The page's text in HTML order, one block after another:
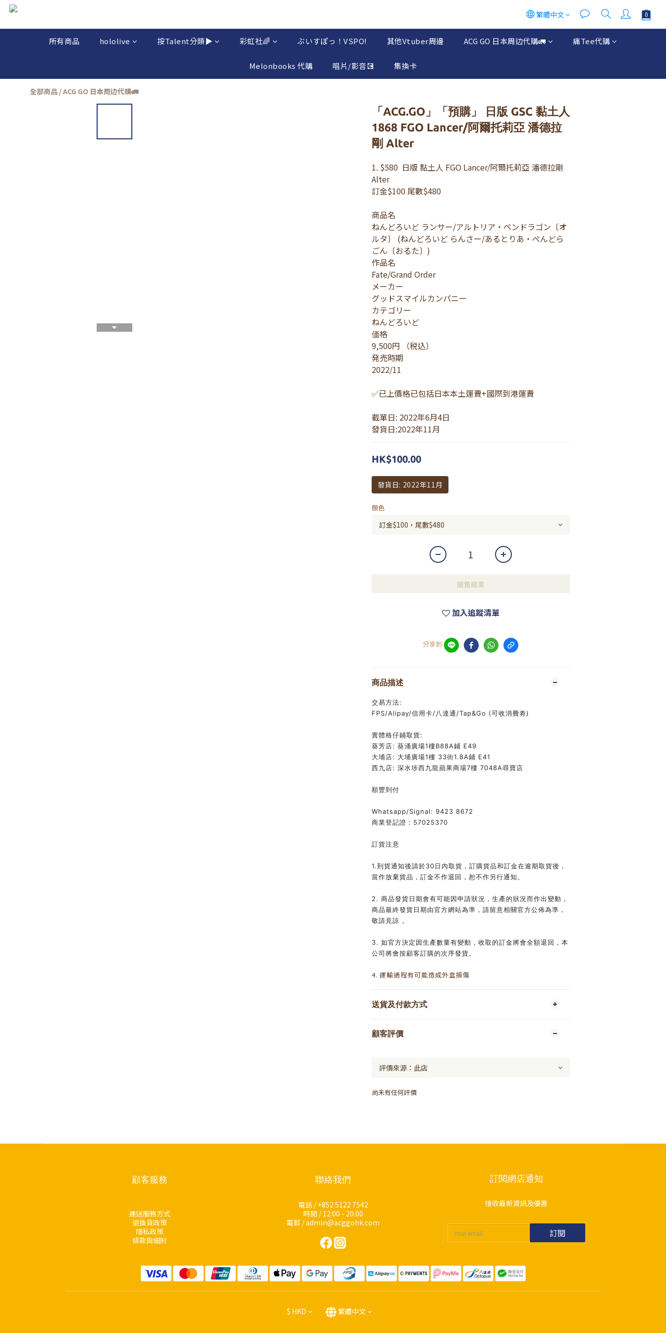
繁體中文
所有商品 hololive 按Talent分類▶️ 彩虹社🌈 ぶいすぽっ！VSPO! 其他Vtuber周邊 ACG GO 日本周边代購🚛 痛Tee代購
Melonbooks 代購 唱片/影音💽 集換卡
全部商品 /ACG GO 日本周边代購🚛
「ACG.GO」「預購」 日版 GSC 黏土人
1868 FGO Lancer/阿爾托莉亞 潘德拉
剛 Alter
1. $580  日版 黏土人 FGO Lancer/阿爾托莉亞 潘德拉剛
Alter
訂金$100 尾數$480
商品名
ねんどろいど ランサー/アルトリア・ペンドラゴン〔オ
ルタ〕 (ねんどろいど らんさー/あるとりあ・ぺんどら
ごん〔おるた〕)
作品名
Fate/Grand Order
メーカー
グッドスマイルカンパニー
カテゴリー
ねんどろいど
価格
9,500円 （税込）
発売時期
2022/11
✅已上價格已包括日本本土運費+國際到港運費
截單日: 2022年6月4日
發貨日:2022年11月
HK$100.00
發貨日: 2022年11月
顏色
販售結束
加入追蹤清單
分享到
商品描述
交易方法:
FPS/Alipay/信用卡/八達通/Tap&Go (可收消費劵)
實體格仔鋪取貨:
葵芳店: 葵涌廣場1樓B88A鋪 E49
大埔店: 大埔廣場1樓 33街1.8A鋪 E41
西九店: 深水埗西九龍蘋果商場7樓 7048A尋寶店
順豐到付
Whatsapp/Signal: 9423 8672
商業登記證：57025370
訂貨注意
1.到貨通知後請於30日內取貨，訂購貨品和訂金在逾期取貨後，
當作放棄貨品，訂金不作退回，恕不作另行通知。
2. 商品發貨日期會有可能因申請狀況，生產的狀況而作出變動，
商品最終發貨日期由官方網站為準，請留意相關官方公佈為準，
敬請見諒 。
3. 如官方決定因生產數量有變動，收取的訂金將會全額退回，本
公司將會按顧客訂購的次序發貨。
4. 運輸過程有可能造成外盒損傷
送貨及付款方式
顧客評價
尚未有任何評價
顧客服務
運送服務方式
退換貨政策
隱私政策
條款與細則
聯絡我們
電話 / +852 5122 7542
時間 / 12:00 - 20:00
電郵 / admin@acggohk.com
訂閱網店通知
接收最新資訊及優惠
訂閱
$ HKD 繁體中文